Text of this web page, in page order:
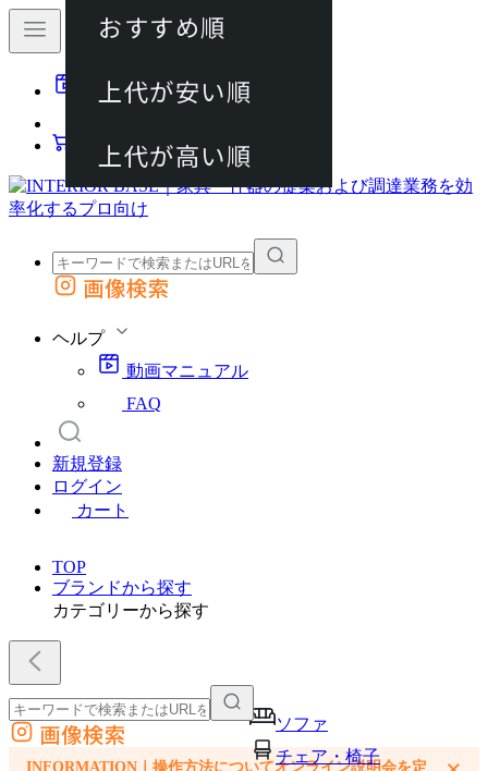
動画マニュアル
カート
外部サイトの商品をカートに追加
画像検索
ヘルプ
動画マニュアル
FAQ
新規登録
ログイン
カート
TOP
ブランドから探す
カテゴリーから探す
ソファ
チェア・椅子
外部サイトの商品をカートに追加
他のサイトで見つけた商品ページのURLを貼り付けて、カートに追加できます
画像検索
INFORMATION｜操作方法についてオンライン説明会を定
おすすめ順
上代が安い順
上代が高い順